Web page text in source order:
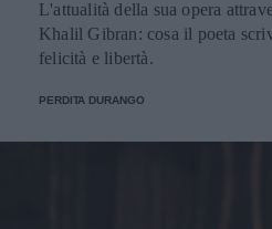
L'attualità della sua opera
Khalil Gibran: cosa il poeta
felicità e libertà.
PERDITA DURANGO